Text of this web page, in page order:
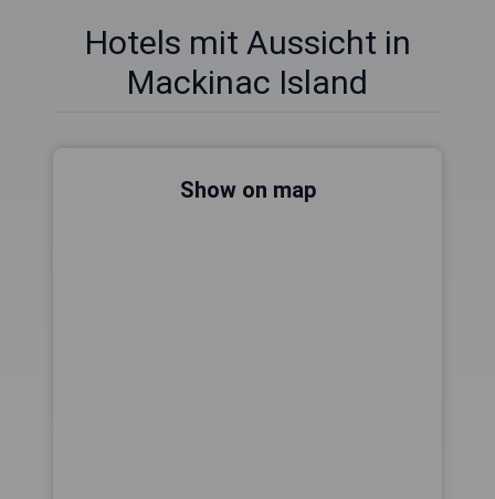
Hotels mit Aussicht in
Mackinac Island
Show on map